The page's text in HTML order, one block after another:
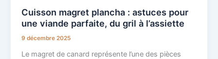
Cuisson magret plancha : astuces pour
une viande parfaite, du gril à l’assiette
9 décembre 2025
Le magret de canard représente l’une des pièces